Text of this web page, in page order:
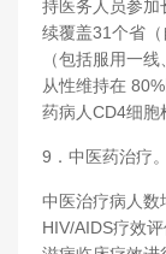
持医务人员参加
续覆盖31个省
（包括服用一
从性维持在
药病人CD4细胞
9．中医药治疗。
中医治疗病人数
HIV/AIDS疗效